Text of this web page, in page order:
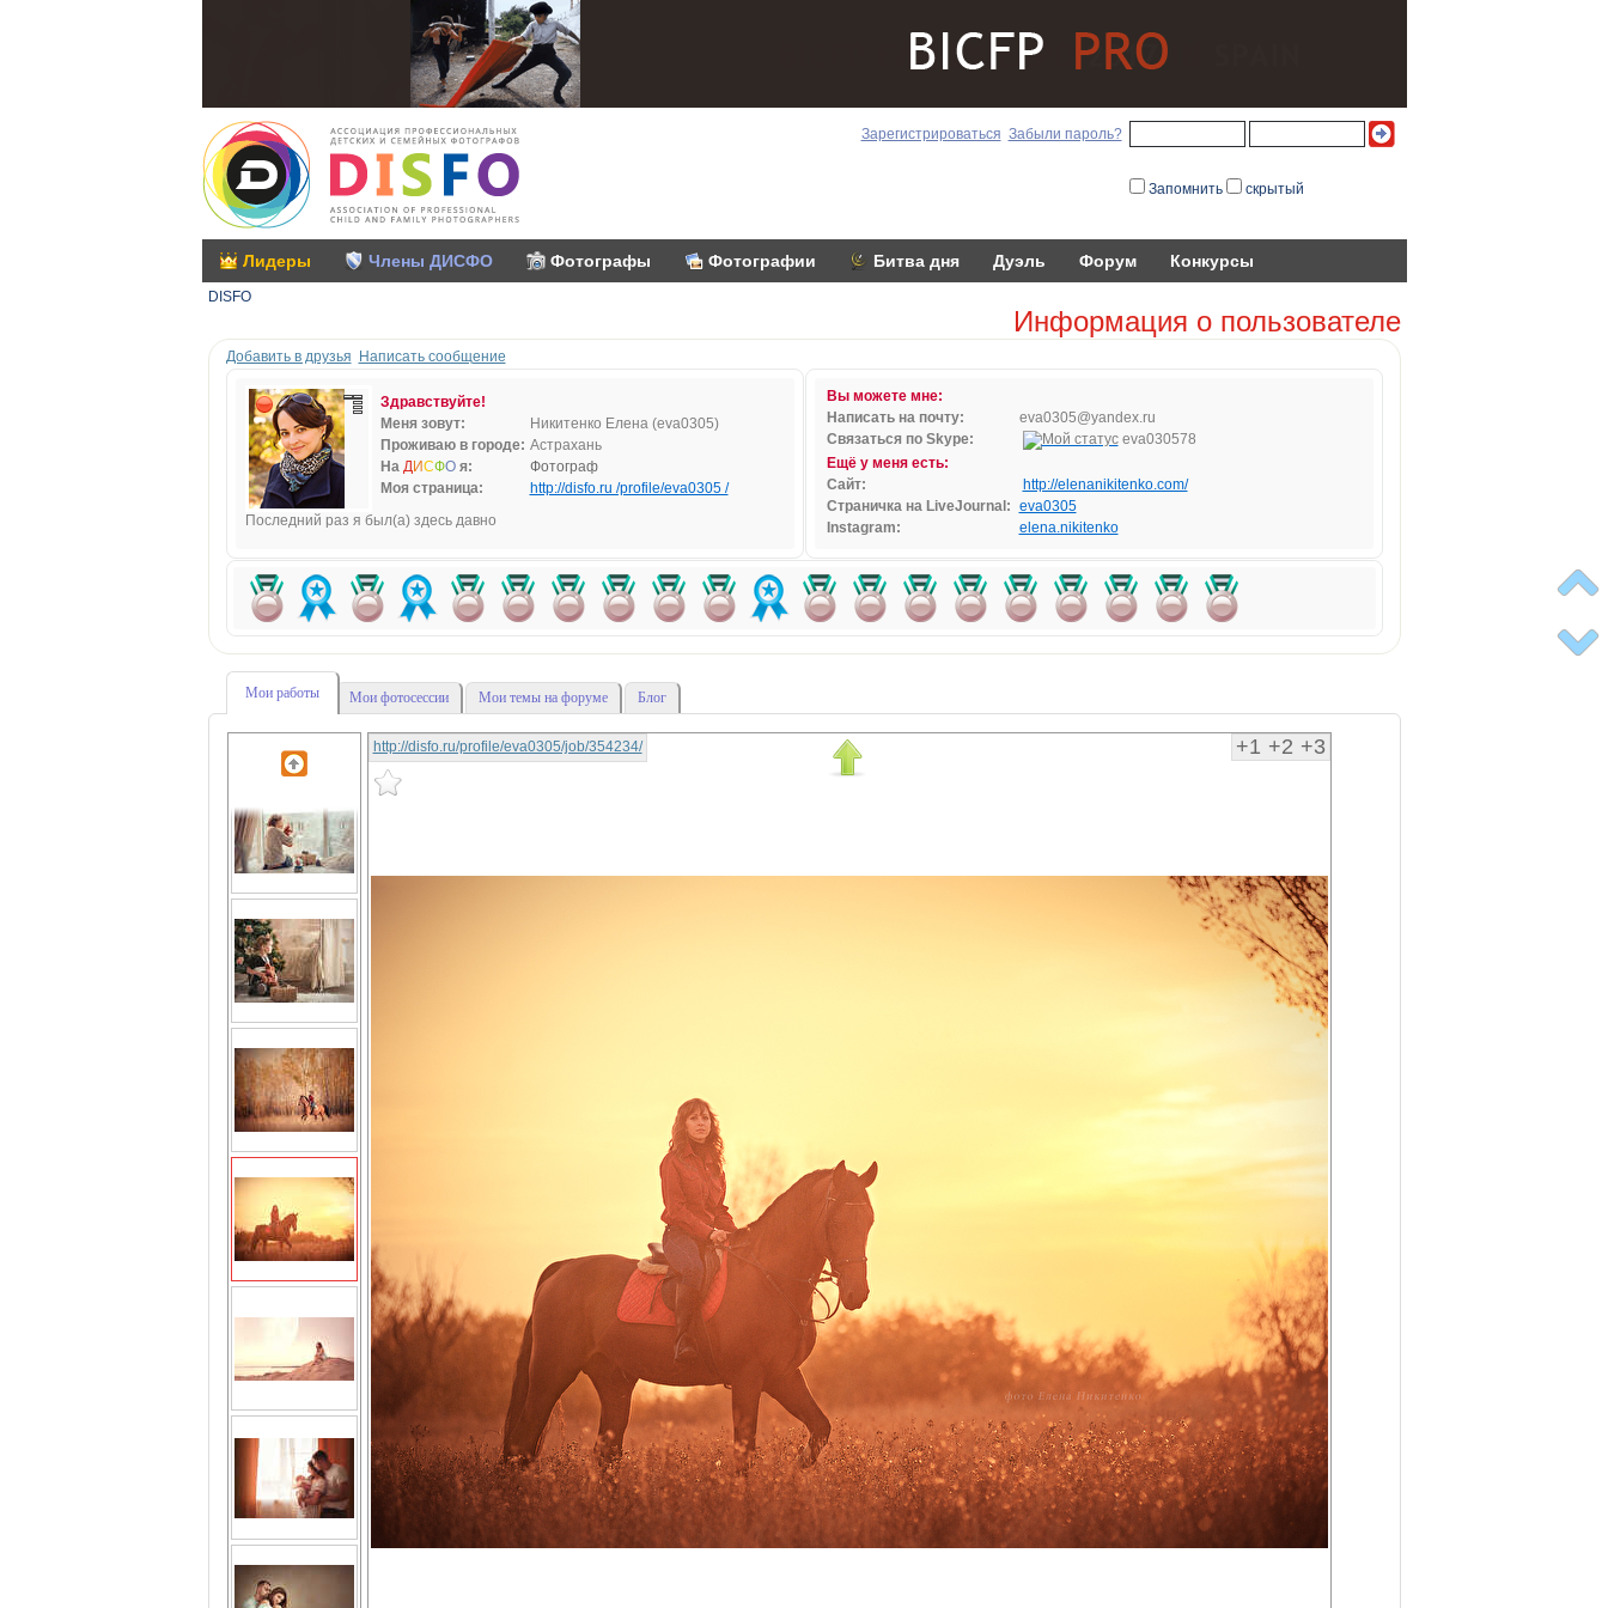
Зарегистрироваться Забыли пароль?
Запомнить скрытый
Лидеры Члены ДИСФО Фотографы Фотографии Битва дня Дуэль Форум Конкурсы
DISFO
Информация о пользователе
Добавить в друзья Написать сообщение
Здравствуйте!
Меня зовут:
Никитенко Елена (eva0305)
Проживаю в городе: Астрахань
На ДИСФОя:
Фотограф
Моя страница:
http://disfo.ru /profile/eva0305 /
Последний раз я был(а) здесь давно
Вы можете мне:
Написать на почту:
eva0305@yandex.ru
Связаться по Skype:
eva030578
Ещё у меня есть:
Сайт:
http://elenanikitenko.com/
Страничка на LiveJournal: eva0305
Instagram:
elena.nikitenko
Мои работы Мои фотосессии Мои темы на форуме Блог
+1 +2 +3
http://disfo.ru/profile/eva0305/job/354234/